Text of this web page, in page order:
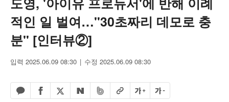
적인 일 벌여…"30초짜리 데모로 충
분" [인터뷰②]
입력 2025.06.09 08:30 수정 2025.06.09 08:30
카카오톡 공유하기
페이스북 공유하기
엑스 공유하기
네이버 공유하기
밴드 공유하기
URL복사글자 크게글자 작게